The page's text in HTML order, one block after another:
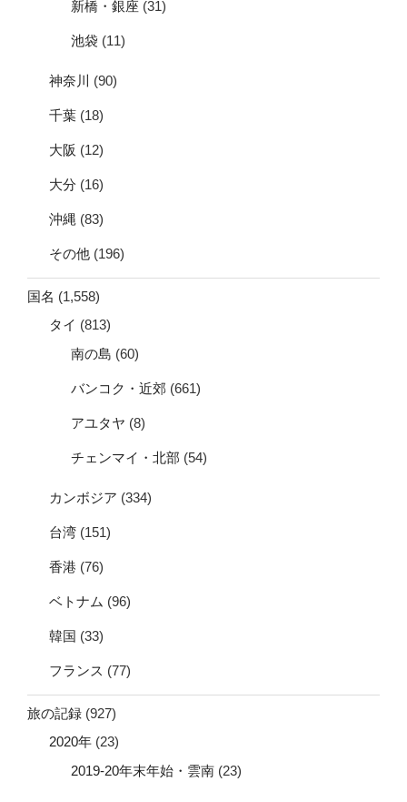
新橋・銀座 (31)
池袋 (11)
神奈川 (90)
千葉 (18)
大阪 (12)
大分 (16)
沖縄 (83)
その他 (196)
国名 (1,558)
タイ (813)
南の島 (60)
バンコク・近郊 (661)
アユタヤ (8)
チェンマイ・北部 (54)
カンボジア (334)
台湾 (151)
香港 (76)
ベトナム (96)
韓国 (33)
フランス (77)
旅の記録 (927)
2020年 (23)
2019-20年末年始・雲南 (23)